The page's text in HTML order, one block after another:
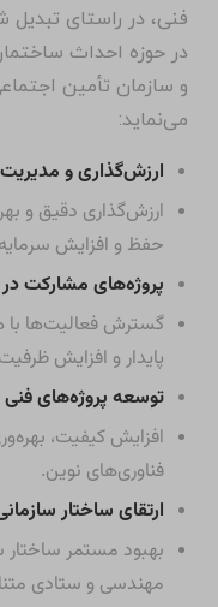
فنی، در راستای
در حوزه احداث
و سازمان تأمین
می‌نماید:
ارزش‌گذاری و
ارزش‌گذاری دقیق و
حفظ و افزایش
پروژه‌های مشارکت
گسترش فعالیت‌ها با
پایدار و افزایش
توسعه پروژه‌های فنی
افزایش کیفیت،
فناوری‌های نوین.
ارتقای ساختار
بهبود مستمر ساختار
مهندسی و ستادی